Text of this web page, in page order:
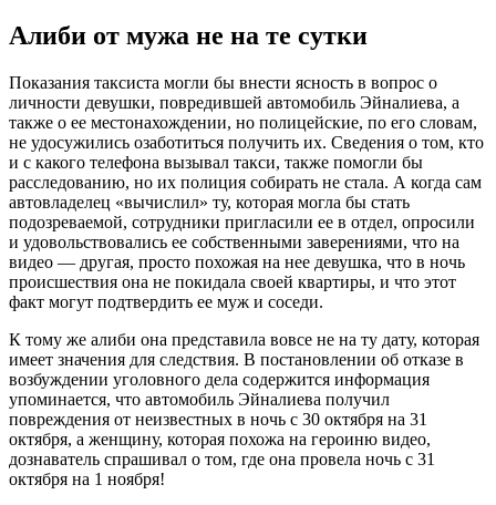
Алиби от мужа не на те сутки
Показания таксиста могли бы внести ясность в вопрос о
личности девушки, повредившей автомобиль Эйналиева, а
также о ее местонахождении, но полицейские, по его словам,
не удосужились озаботиться получить их. Сведения о том, кто
и с какого телефона вызывал такси, также помогли бы
расследованию, но их полиция собирать не стала. А когда сам
автовладелец «вычислил» ту, которая могла бы стать
подозреваемой, сотрудники пригласили ее в отдел, опросили
и удовольствовались ее собственными заверениями, что на
видео — другая, просто похожая на нее девушка, что в ночь
происшествия она не покидала своей квартиры, и что этот
факт могут подтвердить ее муж и соседи.
К тому же алиби она представила вовсе не на ту дату, которая
имеет значения для следствия. В постановлении об отказе в
возбуждении уголовного дела содержится информация
упоминается, что автомобиль Эйналиева получил
повреждения от неизвестных в ночь с 30 октября на 31
октября, а женщину, которая похожа на героиню видео,
дознаватель спрашивал о том, где она провела ночь с 31
октября на 1 ноября!